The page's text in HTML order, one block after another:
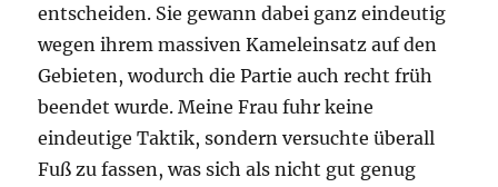
entscheiden. Sie gewann dabei ganz eindeutig
wegen ihrem massiven Kameleinsatz auf den
Gebieten, wodurch die Partie auch recht früh
beendet wurde. Meine Frau fuhr keine
eindeutige Taktik, sondern versuchte überall
Fuß zu fassen, was sich als nicht gut genug